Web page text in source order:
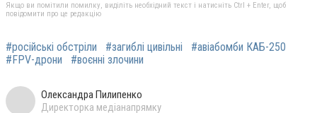
Якщо ви помітили помилку, виділіть необхідний текст і натисніть Ctrl + Enter, щоб
повідомити про це редакцію
#російські обстріли #загиблі цивільні
#авіабомби КАБ-250
#FPV-дрони
#воєнні злочини
Олександра Пилипенко
Директорка медіанапрямку